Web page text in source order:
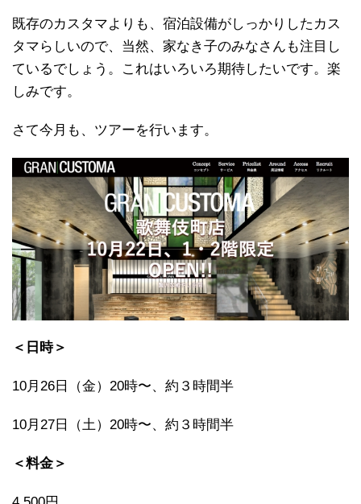
既存のカスタマよりも、宿泊設備がしっかりしたカス
タマらしいので、当然、家なき子のみなさんも注目し
ているでしょう。これはいろいろ期待したいです。楽
しみです。
さて今月も、ツアーを行います。
＜日時＞
10月26日（金）20時〜、約３時間半
10月27日（土）20時〜、約３時間半
＜料金＞